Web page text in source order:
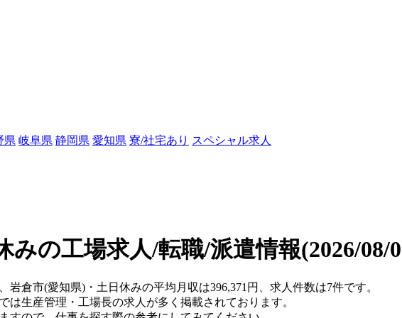
県 岐阜県 静岡県 愛知県 寮/社宅あり スペシャル求人
みの工場求人/転職/派遣情報(2026/08/
岩倉市(愛知県)・土日休みの平均月収は396,371円、求人件数は7件です。
は生産管理・工場長の求人が多く掲載されております。